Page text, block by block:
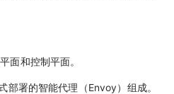
面和控制平面。
署的智能代理（Envoy）组成。